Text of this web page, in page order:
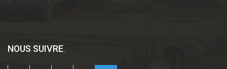
NOUS SUIVRE.